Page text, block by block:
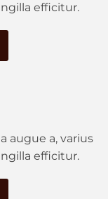
efficitur.
augue a, varius
efficitur.